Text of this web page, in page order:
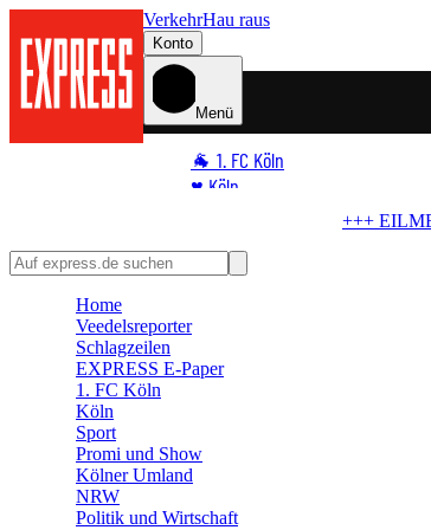
VerkehrHau raus
Konto
Menü
🐐 1. FC Köln
♥️ Köln
🏆 Sport
🛒 Shoppingwelt
Bombe im
Home
Veedelsreporter
Schlagzeilen
EXPRESS E-Paper
1. FC Köln
Köln
Sport
Promi und Show
Kölner Umland
NRW
Politik und Wirtschaft